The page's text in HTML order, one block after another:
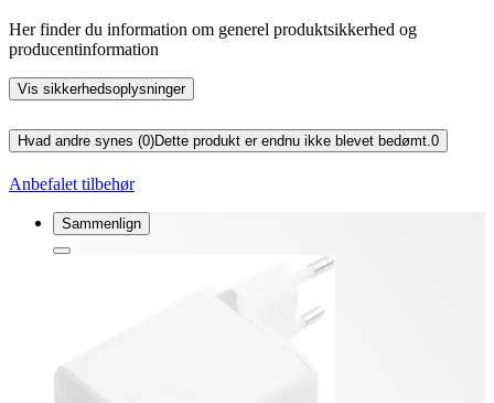
Her finder du information om generel produktsikkerhed og
producentinformation
Vis sikkerhedsoplysninger
Hvad andre synes (0)Dette produkt er endnu ikke blevet bedømt. 0
Anbefalet tilbehør
Sammenlign